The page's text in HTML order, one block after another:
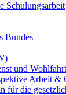
Schulungsarbeit
Bundes
und
Arbeit &
für die